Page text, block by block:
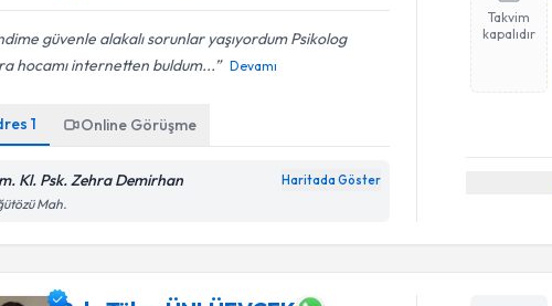
güvenle alakalı sorunlar yaşıyordum Psikolog
hocamı internetten buldum...
Devamı
1 Online Görüşme
Kl. Psk. Zehra Demirhan Haritada Göster
Mah.
Takvim
kapalıdır